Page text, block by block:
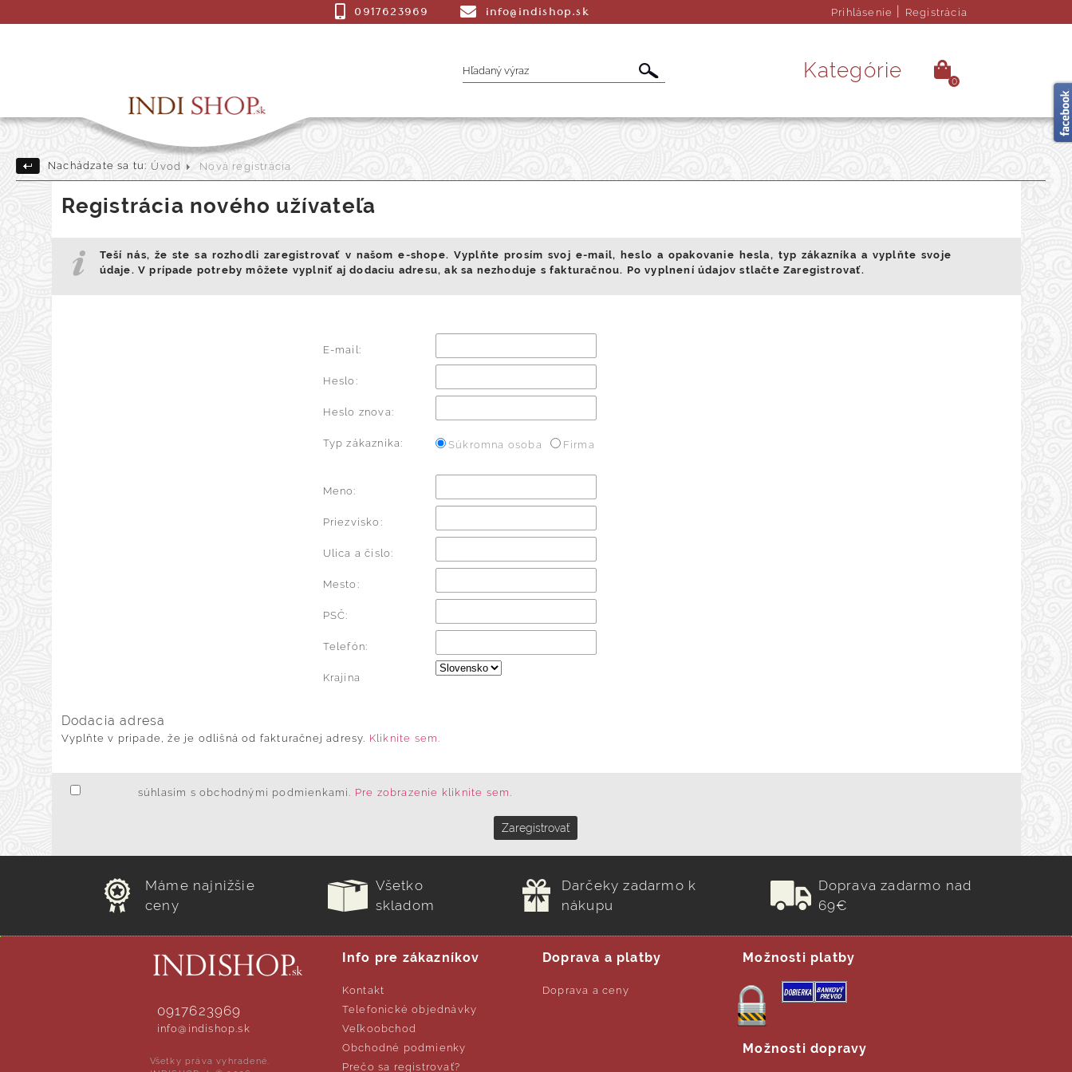
0917623969 info@indishop.sk Prihlásenie Registrácia
0
Kategórie
Drevené Sošky
Darčekové a dekoračné predmety
Nachádzate sa tu: Úvod Nová registrácia
Registrácia nového užívateľa
Teší nás, že ste sa rozhodli zaregistrovať v našom e-shope. Vyplňte prosím svoj e-mail, heslo a opakovanie hesla, typ zákazníka a vyplňte svoje
údaje. V prípade potreby môžete vyplniť aj dodaciu adresu, ak sa nezhoduje s fakturačnou. Po vyplnení údajov stlačte Zaregistrovať.
E-mail:
Heslo:
Heslo znova:
Typ zákaznika: Súkromna osoba Firma
Meno:
Priezvisko:
Ulica a číslo:
Mesto:
PSČ:
Telefón:
Krajina
Dodacia adresa
Vyplňte v prípade, že je odlišná od fakturačnej adresy. Kliknite sem.
súhlasím s obchodnými podmienkami. Pre zobrazenie kliknite sem.
Máme najnižšie
ceny
Všetko
skladom
Darčeky zadarmo k
nákupu
Doprava zadarmo nad
69€
0917623969
info@indishop.sk
Všetky práva vyhradené.
Info pre zákazníkov
Kontakt
Telefonické objednávky
Veľkoobchod
Obchodné podmienky
Prečo sa registrovať?
Doprava a platby
Doprava a ceny
Možnosti platby
Možnosti dopravy